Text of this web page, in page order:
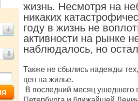
жизнь. Несмотря на
никаких
году в жизнь не
активности на рынке
наблюдалось, но
Также не сбылись надежды
цен на жилье.
В последний месяц ушедшего